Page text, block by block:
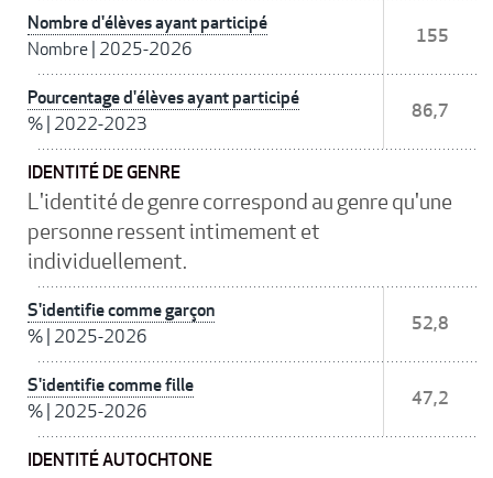
Nombre d'élèves ayant participé
Nombre 2025-2026
155
Pourcentage d'élèves ayant participé
% 2022-2023
86,7
IDENTITÉ DE GENRE
L'identité de genre correspond au genre qu'une
personne ressent intimement et
individuellement.
S'identifie comme garçon
% 2025-2026
52,8
S'identifie comme fille
% 2025-2026
47,2
IDENTITÉ AUTOCHTONE